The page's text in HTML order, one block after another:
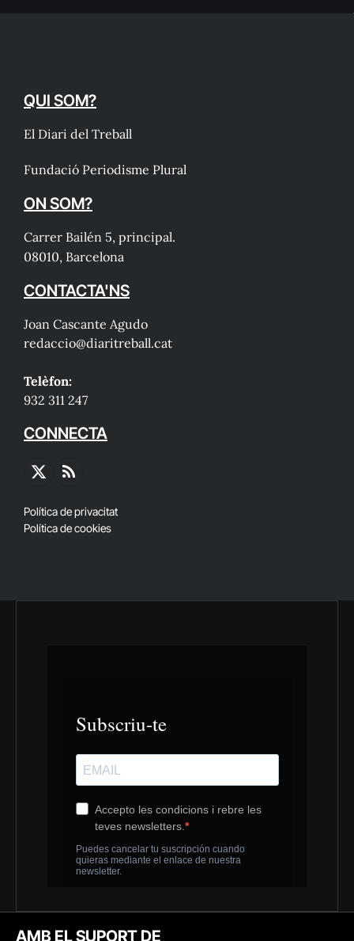
QUI SOM?
El Diari del Treball
Fundació Periodisme Plural
ON SOM?
Carrer Bailén 5, principal.
08010, Barcelona
CONTACTA'NS
Joan Cascante Agudo
redaccio@diaritreball.cat
Telèfon:
932 311 247
CONNECTA
X
RSS
Política de privacitat
Política de cookies
AMB EL SUPORT DE